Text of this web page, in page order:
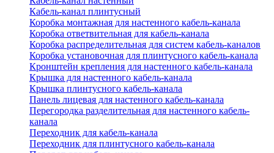
Кабель-канал плинтусный
Коробка монтажная для настенного кабель-канала
Коробка ответвительная для кабель-канала
Коробка распределительная для систем кабель-каналов
Коробка установочная для плинтусного кабель-канала
Кронштейн крепления для настенного кабель-канала
Крышка для настенного кабель-канала
Крышка плинтусного кабель-канала
Панель лицевая для настенного кабель-канала
Перегородка разделительная для настенного кабель-
канала
Переходник для кабель-канала
Переходник для плинтусного кабель-канала